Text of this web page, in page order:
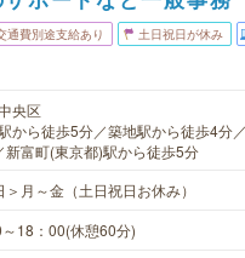
通費別途支給あり 土日祝日が休み
央区
から徒歩5分／築地駅から徒歩4分
新富町(東京都)駅から徒歩5分
＞月～金（土日祝日お休み）
18：00(休憩60分)